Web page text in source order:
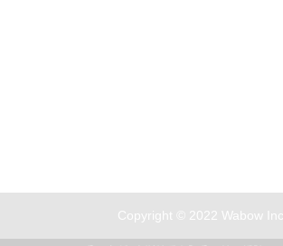
Copyright © 2022 Wabow Inc.